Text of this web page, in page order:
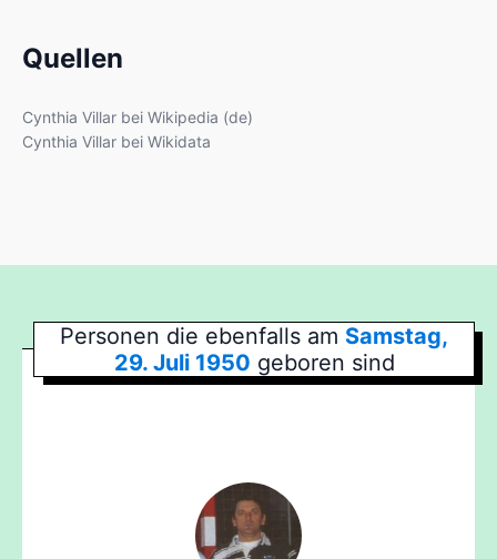
Quellen
Cynthia Villar bei Wikipedia (de)
Cynthia Villar bei Wikidata
Personen die ebenfalls am Samstag,
29. Juli 1950 geboren sind